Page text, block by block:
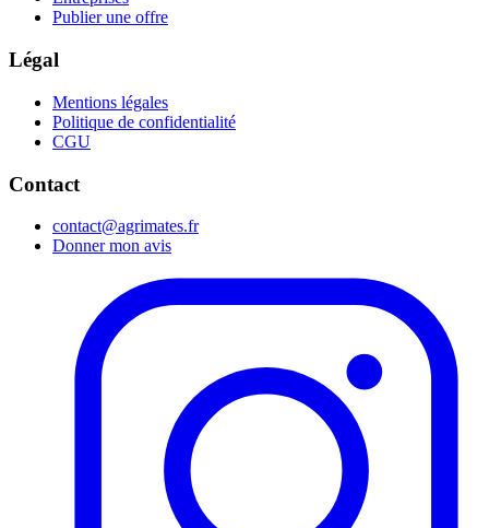
Publier une offre
Légal
Mentions légales
Politique de confidentialité
CGU
Contact
contact@agrimates.fr
Donner mon avis